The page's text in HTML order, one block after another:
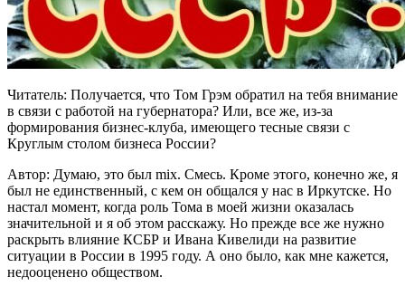
Читатель: Получается, что Том Грэм обратил на тебя внимание
в связи с работой на губернатора? Или, все же, из-за
формирования бизнес-клуба, имеющего тесные связи с
Круглым столом бизнеса России?
Автор: Думаю, это был mix. Смесь. Кроме этого, конечно же, я
был не единственный, с кем он общался у нас в Иркутске. Но
настал момент, когда роль Тома в моей жизни оказалась
значительной и я об этом расскажу. Но прежде все же нужно
раскрыть влияние КСБР и Ивана Кивелиди на развитие
ситуации в России в 1995 году. А оно было, как мне кажется,
недооценено обществом.